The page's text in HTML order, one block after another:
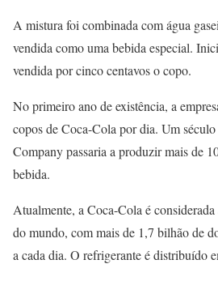
A mistura foi combinada com água
vendida como uma bebida especial.
vendida por cinco centavos o copo.
No primeiro ano de existência, a
copos de Coca-Cola por dia. Um
Company passaria a produzir mais de
bebida.
Atualmente, a Coca-Cola é
do mundo, com mais de 1,7 bilhão de
a cada dia. O refrigerante é distribuído